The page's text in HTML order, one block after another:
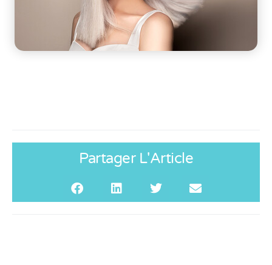
Partager L'Article